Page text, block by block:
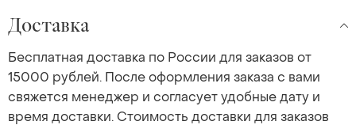
Доставка
Бесплатная доставка по России для заказов от
15000 рублей. После оформления заказа с вами
свяжется менеджер и согласует удобные дату и
время доставки. Стоимость доставки для заказов